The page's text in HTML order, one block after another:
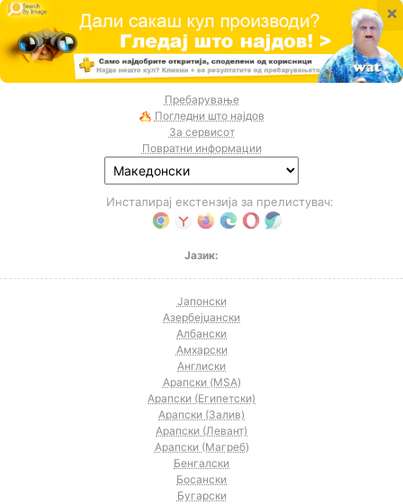
×
Пребарување
Погледни што најдов
За сервисот
Повратни информации
Инсталирај екстензија за прелистувач:
Јазик:
Јапонски
Азербејџански
Албански
Амхарски
Англиски
Арапски (MSA)
Арапски (Египетски)
Арапски (Залив)
Арапски (Левант)
Арапски (Магреб)
Бенгалски
Босански
Бугарски